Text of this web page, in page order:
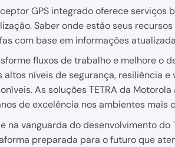
GPS integrado oferece serviços
Saber onde estão seus
com base em informações
fluxos de trabalho e melhore o
altos níveis de segurança, resiliência e
As soluções TETRA da
de excelência nos ambientes mais
na vanguarda do desenvolvimento do
preparada para o futuro que